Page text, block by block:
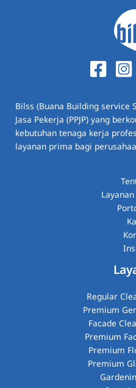
Bilss (Buana Building service
Jasa Pekerja (PPJP) yang
kebutuhan tenaga kerja
layanan prima bagi
Regular
Premium
Facade
Premium
Premium
Premium